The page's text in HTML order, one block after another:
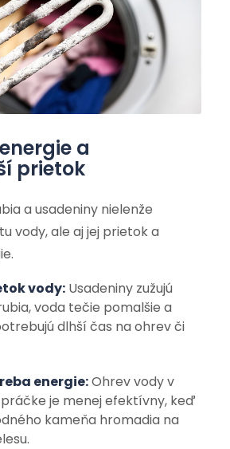
a
prietok
a usadeniny nielenže
vody, ale aj jej prietok a
vody:Usadeniny zužujú
voda tečie pomalšie a
dlhší čas na ohrev či
energie:Ohrev vody v
je menej efektívny, keď
kameňa hromadia na